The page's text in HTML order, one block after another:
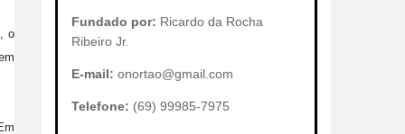
o
Fundado por: Ricardo da Rocha
Ribeiro Jr.
E-mail: onortao@gmail.com
Telefone: (69) 99985-7975